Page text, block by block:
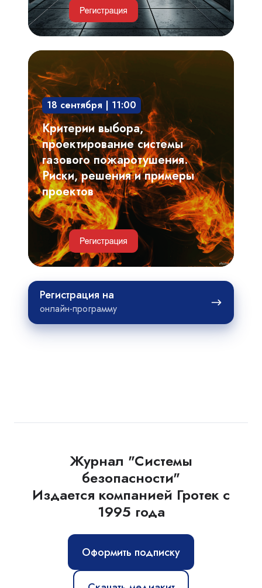
Критерии
выбора,
проектирование
системы
газового
пожаротушения.
Риски,
решения
и
примеры
проектов
18 сентября | 11:00
Критерии выбора,
проектирование системы
газового пожаротушения.
Риски, решения и примеры
проектов
Регистрация на
онлайн-программу
Регистрация
Журнал "Системы
безопасности"
Издается компанией Гротек с
1995 года
Оформить подписку